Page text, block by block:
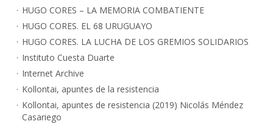
HUGO CORES – LA MEMORIA COMBATIENTE
HUGO CORES. EL 68 URUGUAYO
HUGO CORES. LA LUCHA DE LOS GREMIOS SOLIDARIOS
Instituto Cuesta Duarte
Internet Archive
Kollontai, apuntes de la resistencia
Kollontai, apuntes de resistencia (2019) Nicolás Méndez
Casariego